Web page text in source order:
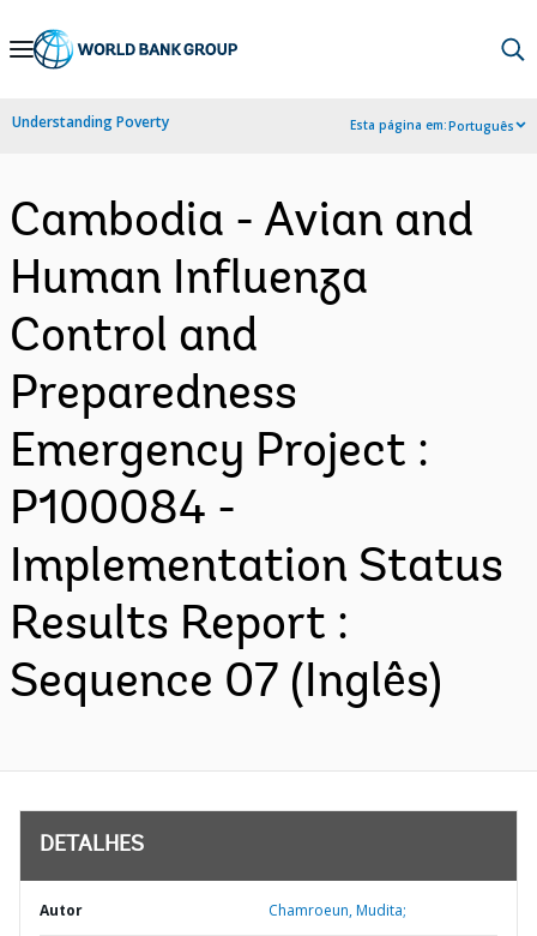
Skip
Navigation
Understanding Poverty Esta página em:Português
Cambodia - Avian and
Human Influenza
Control and
Preparedness
Emergency Project :
P100084 -
Implementation Status
Results Report :
Sequence 07 (Inglês)
DETALHES
Autor Chamroeun, Mudita;